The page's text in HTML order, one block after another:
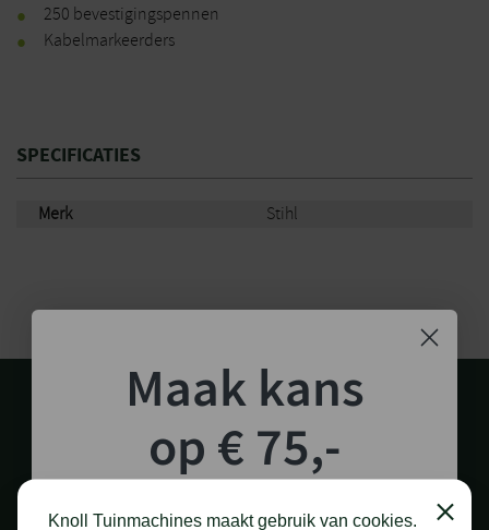
250 bevestigingspennen
Kabelmarkeerders
SPECIFICATIES
Merk Stihl
Knoll Tuinmachines maakt gebruik van cookies.
Maak kans
op € 75,-
shoptegoed!